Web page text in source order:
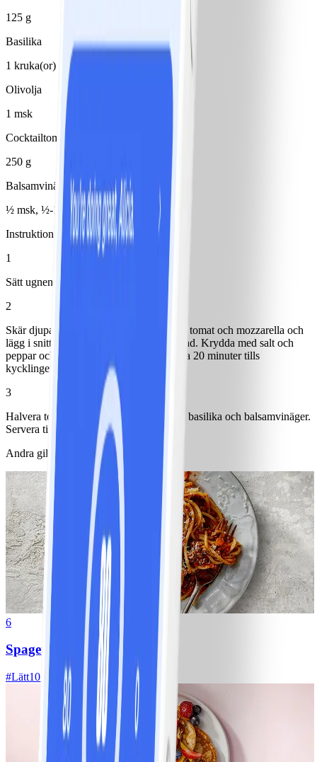
125 g
Basilika
1 kruka(or)
Olivolja
1 msk
Cocktailtomater
250 g
Balsamvinäger
½ msk, ½-1 msk
Instruktioner
1
Sätt ugnen på 200°.
2
Skär djupa snitt i kycklingfiléerna. Skiva tomat och mozzarella och
lägg i snitten tillsammans med basilikablad. Krydda med salt och
peppar och häll över olja. Tillaga i ugn ca 20 minuter tills
kycklingen är genomstekt.
3
Halvera tomater och blanda med hackad basilika och balsamvinäger.
Servera till kycklingen.
Andra gillade också
6
Spagetti med köttfärssås
#Lätt10 MIN